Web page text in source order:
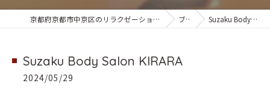
京都府京都市中京区のリラクゼーションなら朱雀ボディーサロンKIRARA ブログ Suzaku Body Salon KIRARA
Suzaku Body Salon KIRARA
2024/05/29